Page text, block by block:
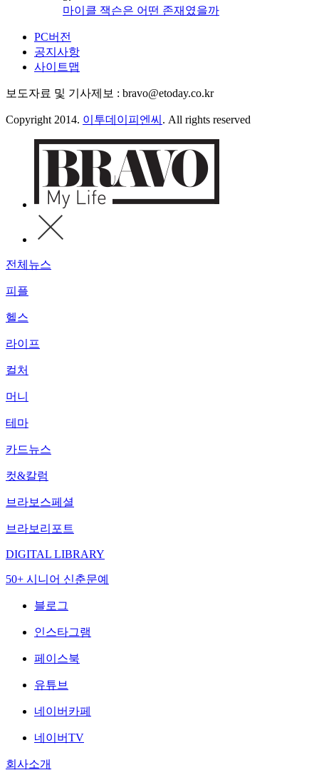
마이클 잭슨은 어떤 존재였을까
PC버전
공지사항
사이트맵
보도자료 및 기사제보 : bravo@etoday.co.kr
Copyright 2014. 이투데이피엔씨 . All rights reserved
전체뉴스
피플
헬스
라이프
컬처
머니
테마
카드뉴스
컷&칼럼
브라보스페셜
브라보리포트
DIGITAL LIBRARY
50+ 시니어 신춘문예
블로그
인스타그램
페이스북
유튜브
네이버카페
네이버TV
회사소개